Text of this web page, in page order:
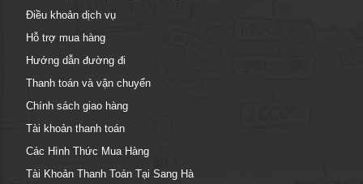
Điều khoản dịch vụ
Hỗ trợ mua hàng
Hướng dẫn đường đi
Thanh toán và vận chuyển
Chính sách giao hàng
Tài khoản thanh toán
Các Hình Thức Mua Hàng
Tài Khoản Thanh Toán Tại Sang Hà